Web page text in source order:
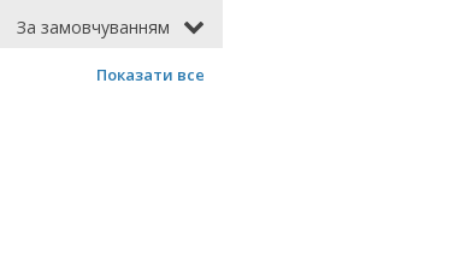
За замовчуванням
Показати все